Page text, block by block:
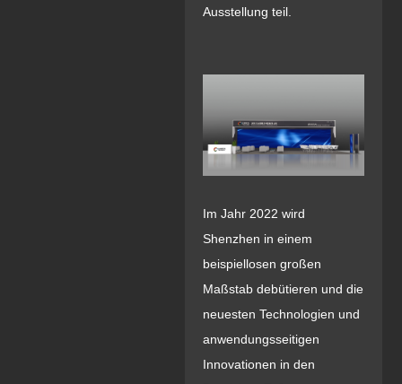
Ausstellung teil.
Im Jahr 2022 wird
Shenzhen in einem
beispiellosen großen
Maßstab debütieren und die
neuesten Technologien und
anwendungsseitigen
Innovationen in den